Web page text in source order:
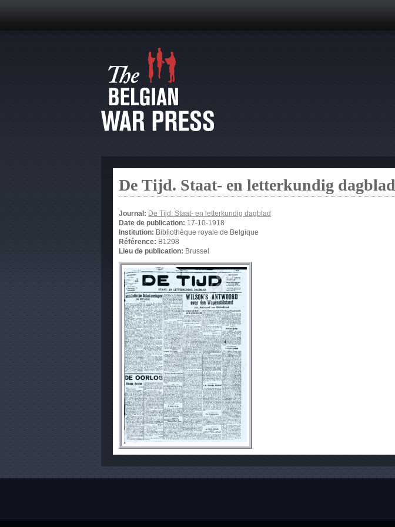
De Tijd. Staat- en letterkundig dagblad
Journal: De Tijd. Staat- en letterkundig dagblad
Date de publication: 17-10-1918
Institution: Bibliothèque royale de Belgique
Référence: B1298
Lieu de publication: Brussel